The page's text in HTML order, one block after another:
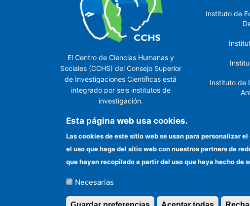
El Centro de Ciencias Humanas y
Sociales (CCHS) del Consejo Superior
de Investigaciones Científicas está
integrado por seis institutos de
investigación.
Instituto de
Instituto de
Instituto
©Copyright 2026 Todos los derechos reservados
Esta página web usa cookies.
Las cookies de este sitio web se usan para personalizar
el uso que haga del sitio web con nuestros partners de
que hayan recopilado a partir del uso que haya hecho de
Necesarias